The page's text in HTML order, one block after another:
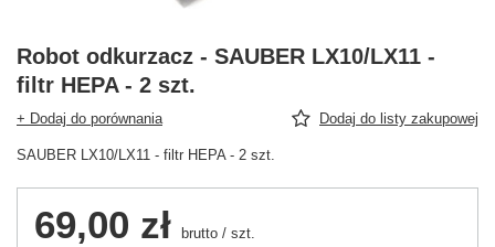
Robot odkurzacz - SAUBER LX10/LX11 -
filtr HEPA - 2 szt.
+ Dodaj do porównania Dodaj do listy zakupowej
SAUBER LX10/LX11 - filtr HEPA - 2 szt.
69,00 zł brutto / szt.